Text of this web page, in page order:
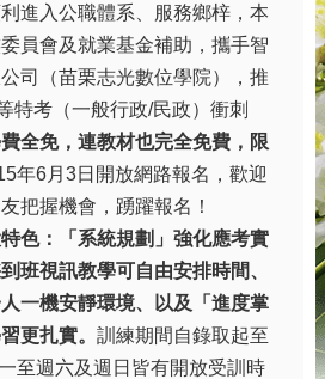
進入公職體系、服務鄉梓，本
員會及就業基金補助，攜手智
司（苗栗志光數位學院），推
特考（一般行政/民政）衝刺
全免，連教材也完全免費，限
年6月3日開放網路報名，歡迎
把握機會，踴躍報名！
色：「系統規劃」強化應考實
班視訊教學可自由安排時間、
人一機安靜環境、以及「進度掌
更扎實。 訓練期間自錄取起至
至週六及週日皆有開放受訓時